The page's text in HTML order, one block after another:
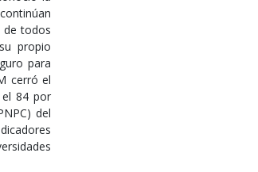
de todos
propio
para
cerró el
84 por
del